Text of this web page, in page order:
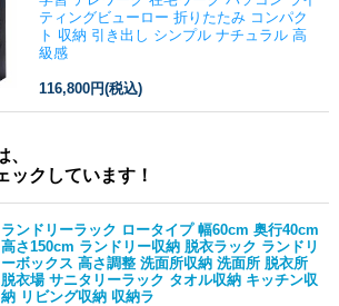
ティングビューロー 折りたたみ コンパク
ト 収納 引き出し シンプル ナチュラル 高
級感
116,800円(税込)
ックしています！
ランドリーラック ロータイプ 幅60cm 奥行40cm
高さ150cm ランドリー収納 脱衣ラック ランドリ
ーボックス 高さ調整 洗面所収納 洗面所 脱衣所
脱衣場 サニタリーラック タオル収納 キッチン収
納 リビング収納 収納ラ